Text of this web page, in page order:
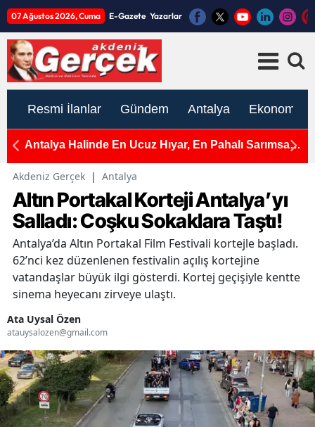
07 Ağustos 2026, Cuma E-Gazete Yazarlar
Resmi İlanlar Gündem Antalya Ekonomi
Antalya Halinde En Ucuz Hıyar, En Pahalı Sarımsak
Akdeniz Gerçek | Antalya
Altın Portakal Korteji Antalya’yı
Salladı: Coşku Sokaklara Taştı!
Antalya’da Altın Portakal Film Festivali kortejle başladı.
62’nci kez düzenlenen festivalin açılış kortejine
vatandaşlar büyük ilgi gösterdi. Kortej geçişiyle kentte
sinema heyecanı zirveye ulaştı.
Ata Uysal Özen
atauysalozen@gmail.com